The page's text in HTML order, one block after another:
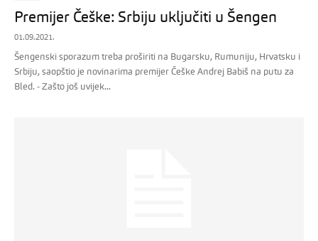
Premijer Češke: Srbiju uključiti u Šengen
01.09.2021.
Šengenski sporazum treba proširiti na Bugarsku, Rumuniju, Hrvatsku i
Srbiju, saopštio je novinarima premijer Češke Andrej Babiš na putu za
Bled. - Zašto još uvijek...